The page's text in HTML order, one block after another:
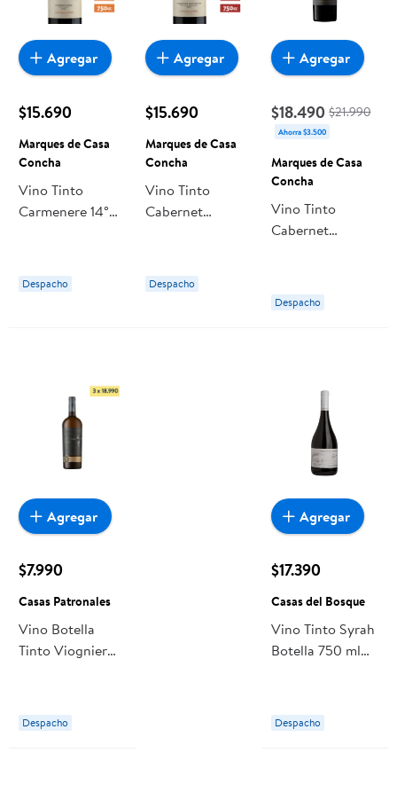
$15.690
Marques de Casa
Concha
Vino Tinto
Carmenere 14°
Concha
Despacho
Agregar
$15.690
Marques de Casa
Concha
Vino Tinto
Cabernet
Marques de Casa
Concha
Despacho
Agregar
$18.490 $21.990
Ahorra $3.500
Marques de Casa
Concha
Vino Tinto
Cabernet
ml Marques de
Casa Concha
Despacho
Agregar
$7.990
Casas Patronales
Vino Botella
Tinto Viognier
Despacho
Agregar
$17.390
Casas del Bosque
Vino Tinto Syrah
Botella 750 ml
Despacho
Agregar